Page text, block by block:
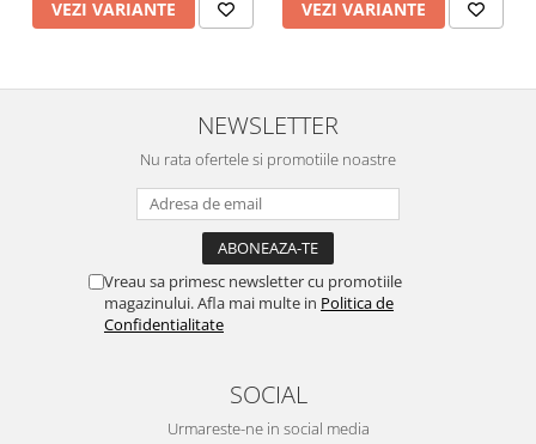
VEZI VARIANTE VEZI VARIANTE
NEWSLETTER
Nu rata ofertele si promotiile noastre
Vreau sa primesc newsletter cu promotiile
magazinului. Afla mai multe in Politica de
Confidentialitate
SOCIAL
Urmareste-ne in social media